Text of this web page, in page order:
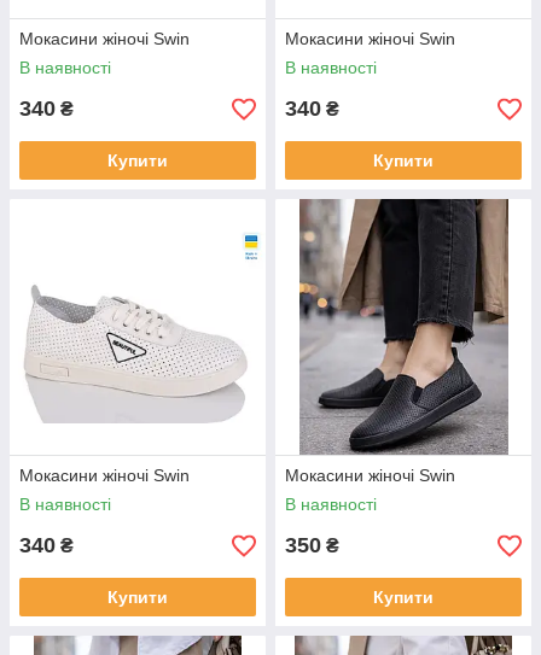
Мокасини жіночі Swin
В наявності
340 ₴
Купити
Мокасини жіночі Swin
В наявності
340 ₴
Купити
Мокасини жіночі Swin
В наявності
340 ₴
Купити
Мокасини жіночі Swin
В наявності
350 ₴
Купити